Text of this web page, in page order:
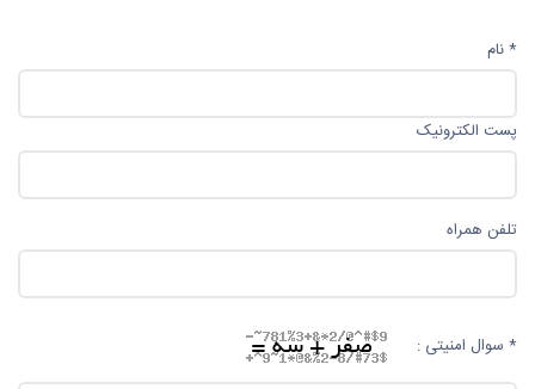
* نام
پست الکترونیک
تلفن همراه
* سوال امنیتی :